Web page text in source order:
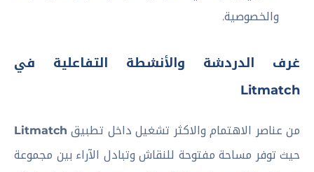
والخصوصية.
غرف الدردشة والأنشطة التفاعلية في
Litmatch
من عناصر الاهتمام والاكثر تشغيل داخل تطبيق Litmatch
حيث توفر مساحة مفتوحة للنقاش وتبادل الآراء بين مجموعة